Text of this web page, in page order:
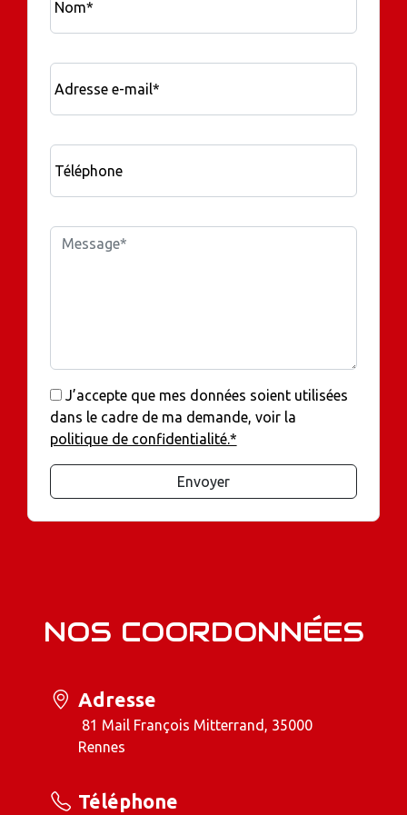
Nom*
Adresse e-mail*
Téléphone
J’accepte que mes données soient utilisées
dans le cadre de ma demande, voir la
politique de confidentialité.*
Envoyer
NOS COORDONNÉES
Adresse
81 Mail François Mitterrand, 35000
Rennes
Téléphone